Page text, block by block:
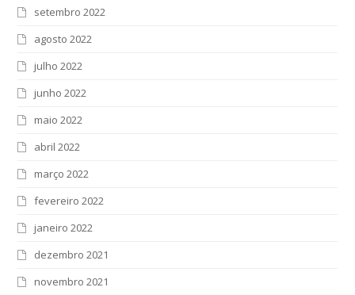
setembro 2022
agosto 2022
julho 2022
junho 2022
maio 2022
abril 2022
março 2022
fevereiro 2022
janeiro 2022
dezembro 2021
novembro 2021